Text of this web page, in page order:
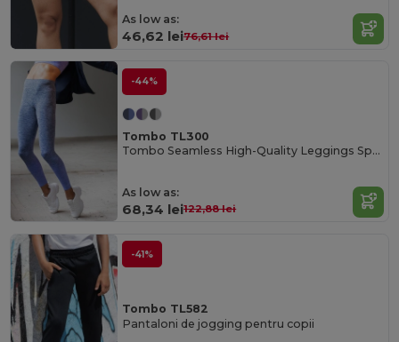
As low as:
46,62 lei76,61 lei
-44%
Tombo TL300
Tombo Seamless High-Quality Leggings Sport pentru Femei
As low as:
68,34 lei122,88 lei
-41%
Tombo TL582
Pantaloni de jogging pentru copii